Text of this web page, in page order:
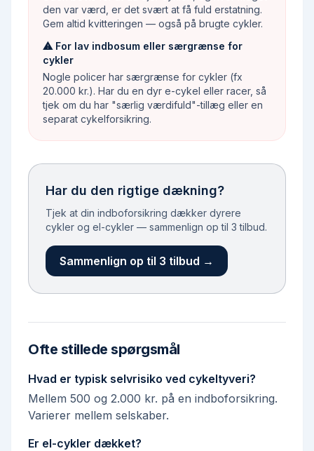
den var værd, er det svært at få fuld erstatning.
Gem altid kvitteringen — også på brugte cykler.
⚠ For lav indbosum eller særgrænse for
cykler
Nogle policer har særgrænse for cykler (fx
20.000 kr.). Har du en dyr e-cykel eller racer, så
tjek om du har "særlig værdifuld"-tillæg eller en
separat cykelforsikring.
Har du den rigtige dækning?
Tjek at din indboforsikring dækker dyrere
cykler og el-cykler — sammenlign op til 3 tilbud.
Sammenlign op til 3 tilbud →
Ofte stillede spørgsmål
Hvad er typisk selvrisiko ved cykeltyveri?
Mellem 500 og 2.000 kr. på en indboforsikring.
Varierer mellem selskaber.
Er el-cykler dækket?